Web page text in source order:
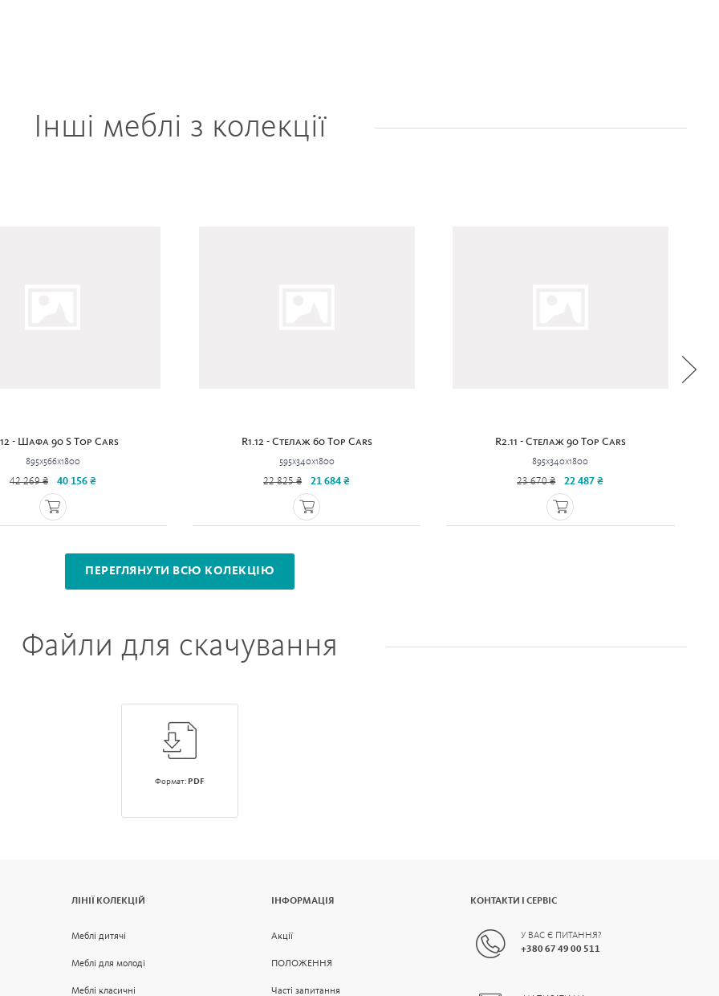
Інші меблі з колекції
- Шафа 90 S Top Cars
895x566x1800
42 269 ₴ 40 156 ₴
R1.12 - Стелаж 60 Top Cars
595x340x1800
22 825 ₴ 21 684 ₴
R2.11 - Стелаж 90 Top Cars
895x340x1800
23 670 ₴ 22 487 ₴
ПЕРЕГЛЯНУТИ ВСЮ КОЛЕКЦІЮ
Файли для скачування
Формат: PDF
ЛІНІЇ КОЛЕКЦІЙ
Меблі дитячі
Меблі для молоді
Меблі класичні
ІНФОРМАЦІЯ
Акції
ПОЛОЖЕННЯ
Часті запитання
КОНТАКТИ І СЕРВІС
У ВАС Є ПИТАННЯ?
+380 67 49 00 511